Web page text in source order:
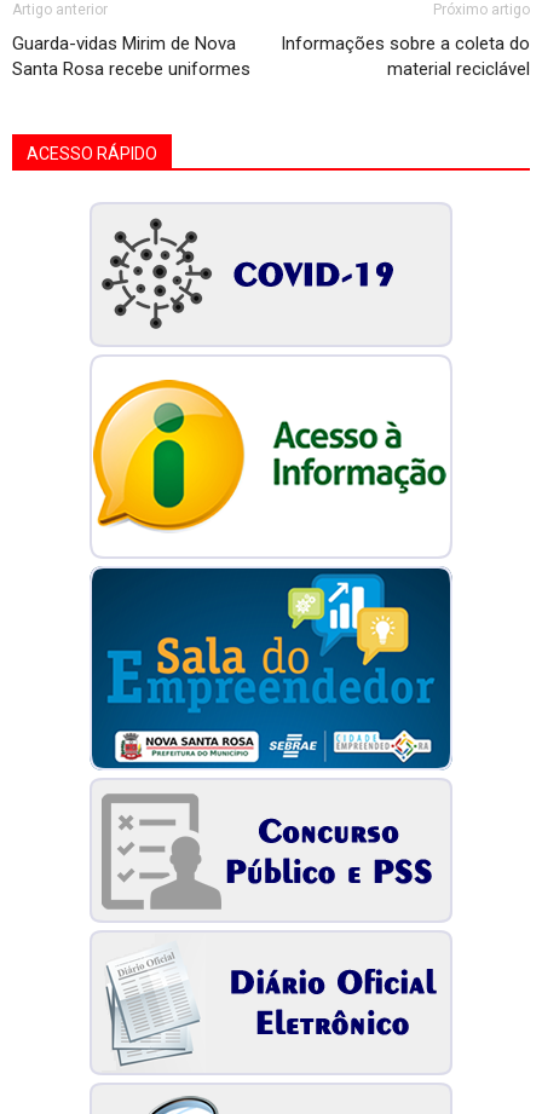
Artigo anterior
Guarda-vidas Mirim de Nova
Santa Rosa recebe uniformes
Próximo artigo
Informações sobre a coleta do
material reciclável
ACESSO RÁPIDO